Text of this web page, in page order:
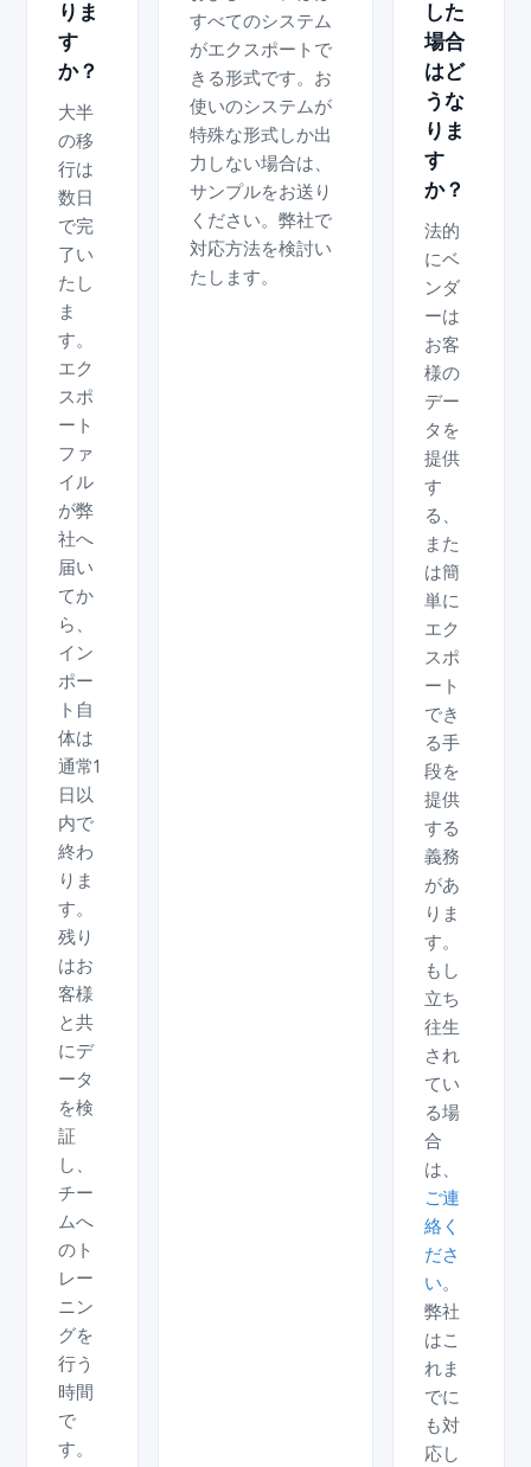
りま
す
か？
大半
の移
行は
数日
で完
了い
たし
ま
す。
エク
スポ
ート
ファ
イル
が弊
社へ
届い
てか
ら、
イン
ポー
ト自
体は
通常1
日以
内で
終わ
りま
す。
残り
はお
客様
と共
にデ
ータ
を検
証
し、
チー
ムへ
のト
レー
ニン
グを
行う
時間
で
す。
すべてのシステム
がエクスポートで
きる形式です。お
使いのシステムが
特殊な形式しか出
力しない場合は、
サンプルをお送り
ください。弊社で
対応方法を検討い
たします。
した
場合
はど
うな
りま
す
か？
法的
にベ
ンダ
ーは
お客
様の
デー
タを
提供
す
る、
また
は簡
単に
エク
スポ
ート
でき
る手
段を
提供
する
義務
があ
りま
す。
もし
立ち
往生
され
てい
る場
合
は、
ご連
絡く
ださ
い。
弊社
はこ
れま
でに
も対
応し